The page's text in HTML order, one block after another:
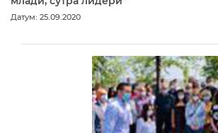
Датум: 25.09.2020